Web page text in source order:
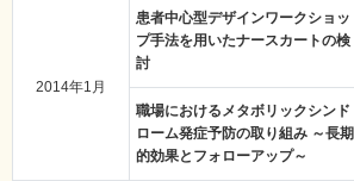
2014年1月
患者中心型デザインワークショッ
プ手法を用いたナースカートの検
討
職場におけるメタボリックシンド
ローム発症予防の取り組み ～長期
的効果とフォローアップ～